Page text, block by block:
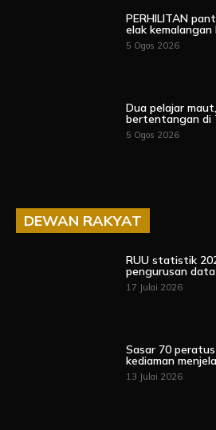
PERHILITAN
elak
5 Ogos 2026
Dua pelajar
bertentangan di
5 Ogos 2026
DEWAN RAKYAT
RUU statistik
pengurusan
17 Julai 2026
Sasar 70
kediaman
13 Julai 2026